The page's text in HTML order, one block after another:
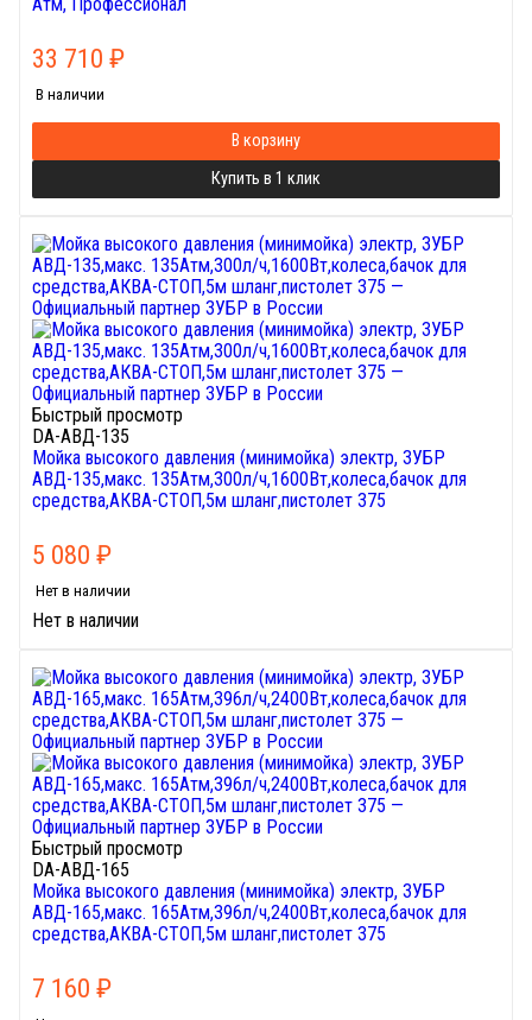
33 710 ₽
В наличии
В корзину
Купить в 1 клик
Быстрый просмотр
DA-АВД-135
Мойка высокого давления (минимойка) электр, ЗУБР
АВД-135,макс. 135Атм,300л/ч,1600Вт,колеса,бачок для
средства,АКВА-СТОП,5м шланг,пистолет 375
5 080 ₽
Нет в наличии
Нет в наличии
Быстрый просмотр
DA-АВД-165
Мойка высокого давления (минимойка) электр, ЗУБР
АВД-165,макс. 165Атм,396л/ч,2400Вт,колеса,бачок для
средства,АКВА-СТОП,5м шланг,пистолет 375
7 160 ₽